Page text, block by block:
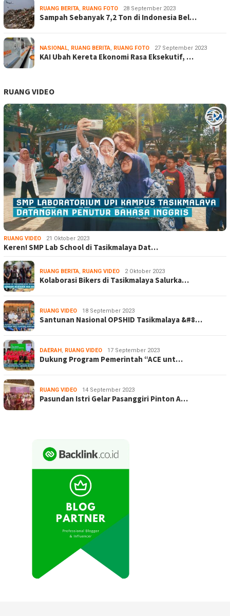
RUANG BERITA, RUANG FOTO 28 September 2023
Sampah Sebanyak 7,2 Ton di Indonesia Bel…
NASIONAL, RUANG BERITA, RUANG FOTO 27 September 2023
KAI Ubah Kereta Ekonomi Rasa Eksekutif, …
RUANG VIDEO
RUANG VIDEO 21 Oktober 2023
Keren! SMP Lab School di Tasikmalaya Dat…
RUANG BERITA, RUANG VIDEO 2 Oktober 2023
Kolaborasi Bikers di Tasikmalaya Salurka…
RUANG VIDEO 18 September 2023
Santunan Nasional OPSHID Tasikmalaya &#8…
DAERAH , RUANG VIDEO 17 September 2023
Dukung Program Pemerintah “ACE unt…
RUANG VIDEO 14 September 2023
Pasundan Istri Gelar Pasanggiri Pinton A…